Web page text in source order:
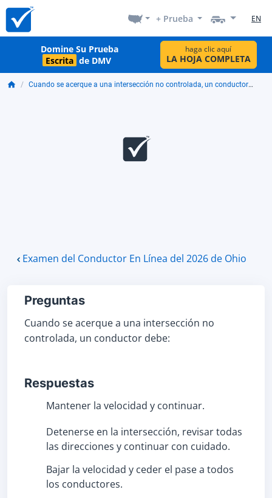
+ Prueba EN
Domine Su Prueba
Escrita de DMV
haga clic aquí
LA HOJA COMPLETA
Cuando se acerque a una intersección no controlada, un conductor debe:
Examen del Conductor En Línea del 2026 de Ohio
Preguntas
Cuando se acerque a una intersección no
controlada, un conductor debe:
Respuestas
Mantener la velocidad y continuar.
Detenerse en la intersección, revisar todas
las direcciones y continuar con cuidado.
Bajar la velocidad y ceder el pase a todos
los conductores.